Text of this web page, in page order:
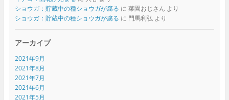
ショウガ：貯蔵中の種ショウガが腐る に 菜園おじさん より
ショウガ：貯蔵中の種ショウガが腐る に 門馬利弘 より
アーカイブ
2021年9月
2021年8月
2021年7月
2021年6月
2021年5月